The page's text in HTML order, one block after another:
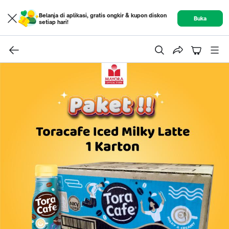
Belanja di aplikasi, gratis ongkir & kupon diskon
setiap hari!
Buka